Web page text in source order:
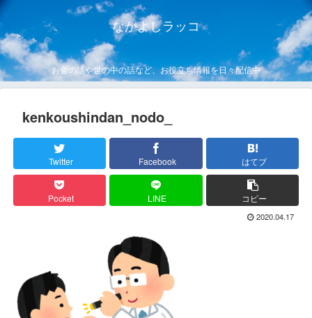
なかよしラッコ
お金の話や世の中の話など、お役立ち情報を日々配信中
kenkoushindan_nodo_
Twitter Facebook はてブ
Pocket LINE コピー
2020.04.17